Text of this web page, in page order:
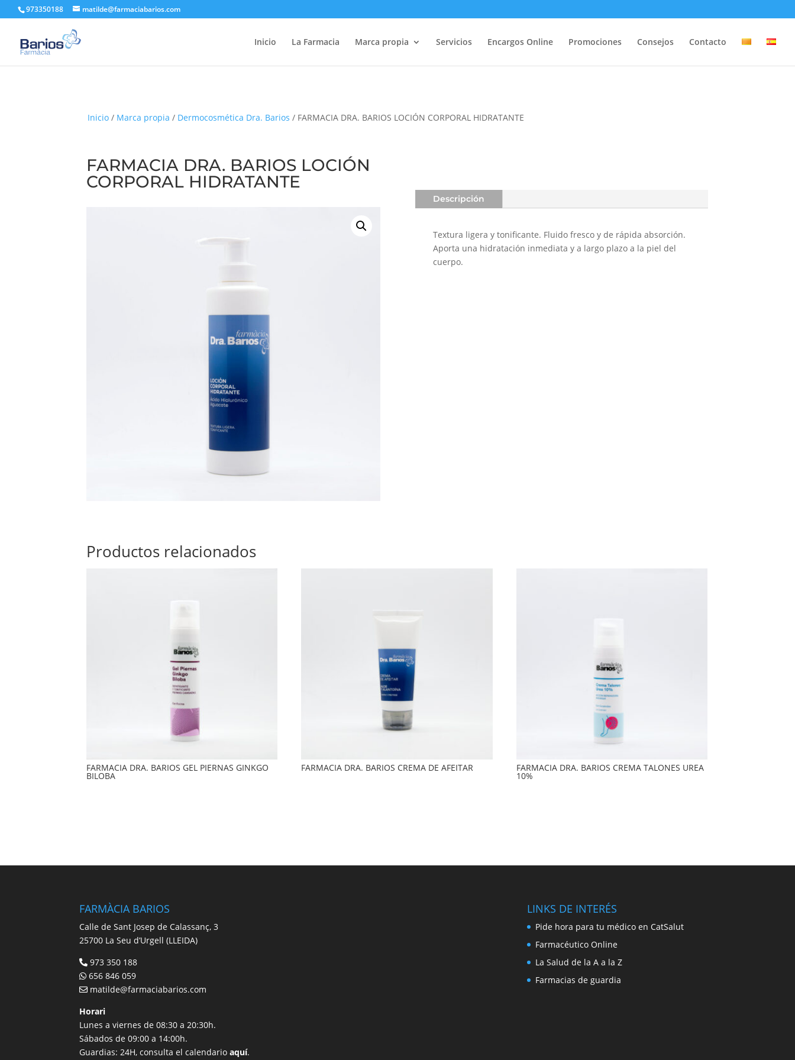
973350188 matilde@farmaciabarios.com
Inicio La Farmacia Marca propia Servicios Encargos Online Promociones Consejos Contacto
Inicio / Marca propia / Dermocosmética Dra. Barios / FARMACIA DRA. BARIOS LOCIÓN CORPORAL HIDRATANTE
FARMACIA DRA. BARIOS LOCIÓN
CORPORAL HIDRATANTE
Descripción
Textura ligera y tonificante. Fluido fresco y de rápida absorción.
Aporta una hidratación inmediata y a largo plazo a la piel del
cuerpo.
Productos relacionados
FARMACIA DRA. BARIOS GEL PIERNAS GINKGO
BILOBA
FARMACIA DRA. BARIOS CREMA DE AFEITAR FARMACIA DRA. BARIOS CREMA TALONES UREA
10%
FARMÀCIA BARIOS
Calle de Sant Josep de Calassanç, 3
25700 La Seu d’Urgell (LLEIDA)
973 350 188
656 846 059
matilde@farmaciabarios.com
Horari
Lunes a viernes de 08:30 a 20:30h.
Sábados de 09:00 a 14:00h.
Guardias: 24H, consulta el calendarioaquí.
LINKS DE INTERÉS
Pide hora para tu médico en CatSalut
Farmacéutico Online
La Salud de la A a la Z
Farmacias de guardia